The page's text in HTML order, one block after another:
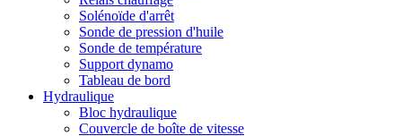
Solénoïde d'arrêt
Sonde de pression d'huile
Sonde de température
Support dynamo
Tableau de bord
Hydraulique
Bloc hydraulique
Couvercle de boîte de vitesse